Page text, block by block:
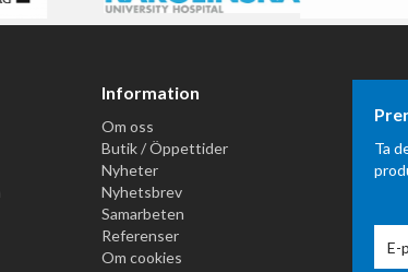
Information
Om oss
Butik / Öppettider
Nyheter
Nyhetsbrev
Samarbeten
Referenser
Om cookies
Ta